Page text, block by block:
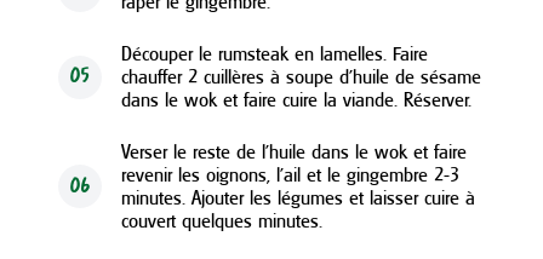
05
Découper le rumsteak en lamelles. Faire
chauffer 2 cuillères à soupe d’huile de sésame
dans le wok et faire cuire la viande. Réserver.
06
Verser le reste de l’huile dans le wok et faire
revenir les oignons, l’ail et le gingembre 2-3
minutes. Ajouter les légumes et laisser cuire à
couvert quelques minutes.